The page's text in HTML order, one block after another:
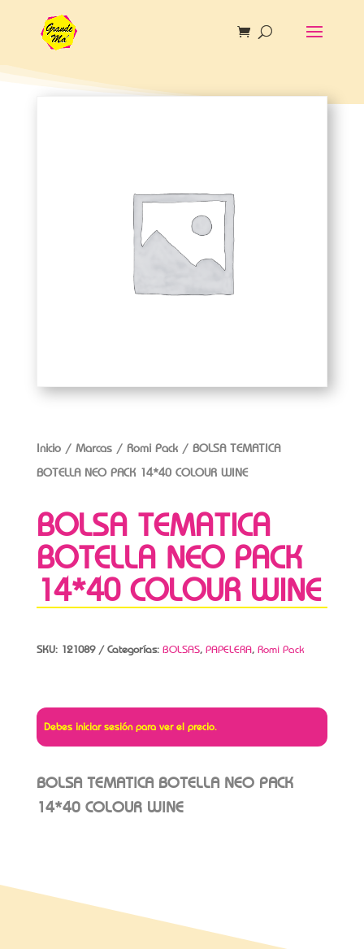
Inicio/ Marcas/ Romi Pack/ BOLSA TEMATICA
BOTELLA NEO PACK 14*40 COLOUR WINE
BOLSA TEMATICA
BOTELLA NEO PACK
14*40 COLOUR WINE
SKU: 121089 Categorías: BOLSAS, PAPELERA, Romi Pack
Debes iniciar sesión para ver el precio.
BOLSA TEMATICA BOTELLA NEO PACK
14*40 COLOUR WINE